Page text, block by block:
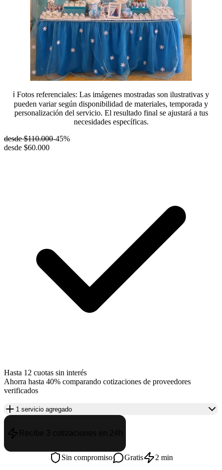
ℹ️ Fotos referenciales: Las imágenes mostradas son ilustrativas y
pueden variar según disponibilidad de materiales, temporada y
personalización del servicio. El resultado final se ajustará a tus
necesidades específicas.
desde$110.000-45%
desde $60.000
Hasta 12 cuotas sin interés
Ahorra hasta 40% comparando cotizaciones de proveedores
verificados
1 servicio agregado
Sin compromiso Gratis 2 min